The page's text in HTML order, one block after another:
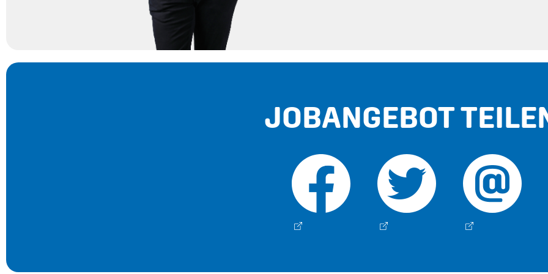
JOBANGEBOT